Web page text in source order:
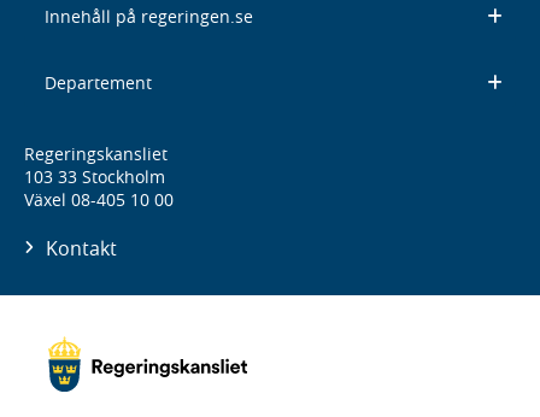
Innehåll på regeringen.se
Departement
Regeringskansliet
103 33 Stockholm
Växel 08-405 10 00
Kontakt